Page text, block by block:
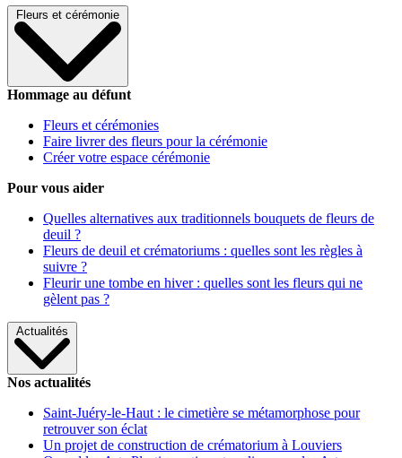
Fleurs et cérémonie
Hommage au défunt
Fleurs et cérémonies
Faire livrer des fleurs pour la cérémonie
Créer votre espace cérémonie
Pour vous aider
Quelles alternatives aux traditionnels bouquets de fleurs de
deuil ?
Fleurs de deuil et crématoriums : quelles sont les règles à
suivre ?
Fleurir une tombe en hiver : quelles sont les fleurs qui ne
gèlent pas ?
Actualités
Nos actualités
Saint-Juéry-le-Haut : le cimetière se métamorphose pour
retrouver son éclat
Un projet de construction de crématorium à Louviers